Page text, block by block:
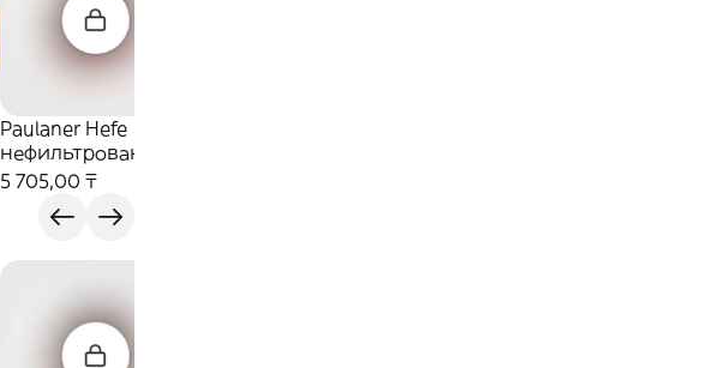
Paulaner Hefe
нефильтрованное
(Германия)
5 705,00 ₸